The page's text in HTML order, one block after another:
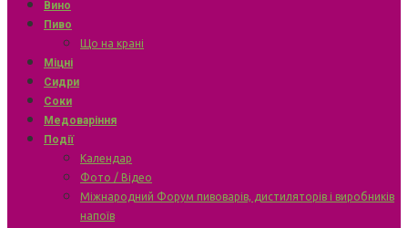
Вино
Пиво
Що на крані
Міцні
Сидри
Соки
Медоваріння
Події
Календар
Фото / Відео
Міжнародний Форум пивоварів, дистиляторів і виробників
напоїв